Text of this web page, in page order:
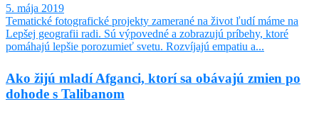
5. mája 2019
Tematické fotografické projekty zamerané na život ľudí máme na
Lepšej geografii radi. Sú výpovedné a zobrazujú príbehy, ktoré
pomáhajú lepšie porozumieť svetu. Rozvíjajú empatiu a...
Ako žijú mladí Afganci, ktorí sa obávajú zmien po
dohode s Talibanom